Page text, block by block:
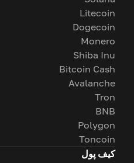
Litecoin
Dogecoin
Monero
Shiba Inu
Bitcoin Cash
Avalanche
Tron
BNB
Polygon
Toncoin
کیف پول